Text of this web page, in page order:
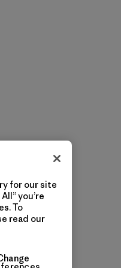
for our site
you’re
To
read our